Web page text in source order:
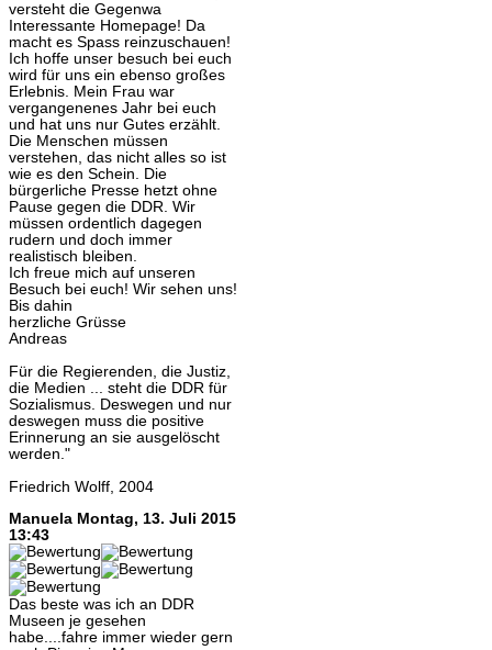
versteht die Gegenwa
Interessante Homepage! Da
macht es Spass reinzuschauen!
Ich hoffe unser besuch bei euch
wird für uns ein ebenso großes
Erlebnis. Mein Frau war
vergangenenes Jahr bei euch
und hat uns nur Gutes erzählt.
Die Menschen müssen
verstehen, das nicht alles so ist
wie es den Schein. Die
bürgerliche Presse hetzt ohne
Pause gegen die DDR. Wir
müssen ordentlich dagegen
rudern und doch immer
realistisch bleiben.
Ich freue mich auf unseren
Besuch bei euch! Wir sehen uns!
Bis dahin
herzliche Grüsse
Andreas
Für die Regierenden, die Justiz,
die Medien ... steht die DDR für
Sozialismus. Deswegen und nur
deswegen muss die positive
Erinnerung an sie ausgelöscht
werden."
Friedrich Wolff, 2004
Manuela Montag, 13. Juli 2015
13:43
Das beste was ich an DDR
Museen je gesehen
habe....fahre immer wieder gern